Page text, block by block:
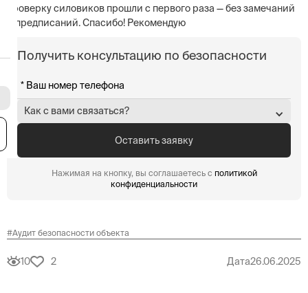
проверку силовиков прошли с первого раза — без замечаний
и предписаний. Спасибо! Рекомендую
Получить консультацию по безопасности
Как с вами связаться?
Нажимая на кнопку, вы соглашаетесь с политикой
конфиденциальности
#Аудит безопасности объекта
10 2 Дата26.06.2025